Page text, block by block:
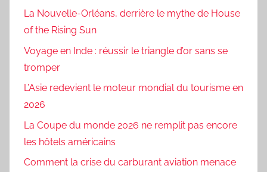
La Nouvelle-Orléans, derrière le mythe de House
of the Rising Sun
Voyage en Inde : réussir le triangle d’or sans se
tromper
L’Asie redevient le moteur mondial du tourisme en
2026
La Coupe du monde 2026 ne remplit pas encore
les hôtels américains
Comment la crise du carburant aviation menace